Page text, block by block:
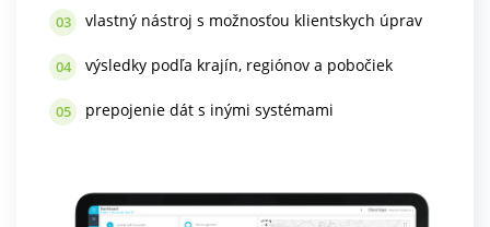
03 vlastný nástroj s možnosťou klientskych úprav
04 výsledky podľa krajín, regiónov a pobočiek
05 prepojenie dát s inými systémami